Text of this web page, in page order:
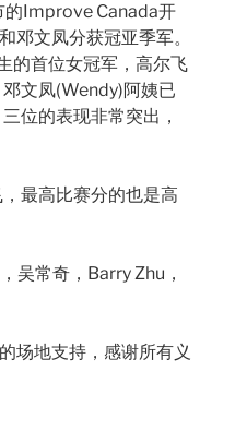
的Improve Canada开
邓文凤分获冠亚季军。
的首位女冠军，高尔飞
文凤(Wendy)阿姨已
位的表现非常突出，
最高比赛分的也是高
吴常奇，Barry Zhu，
场地支持，感谢所有义